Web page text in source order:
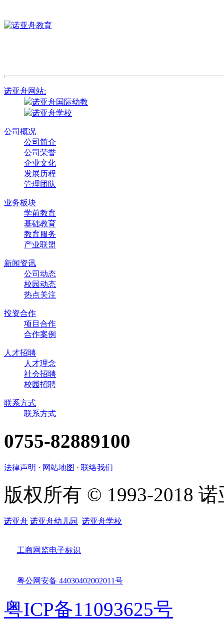
诺亚舟网站:
诺亚舟国际幼教
诺亚舟学校
公司概况
公司简介
公司荣誉
企业文化
发展历程
管理团队
业务板块
学前教育
基础教育
教育服务
产业联盟
新闻资讯
公司动态
校园动态
热点关注
投资合作
项目合作
合作案例
人才招聘
人才理念
社会招聘
校园招聘
联系方式
联系方式
0755-82889100
法律声明 · 网站地图 · 联络我们
版权所有 © 1993-2018
诺亚舟 诺亚舟幼儿园 诺亚舟学校
工商网监电子标识
粤公网安备 44030402002011号
粤ICP备11093625号